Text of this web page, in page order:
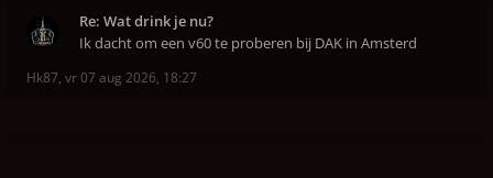
Re: Wat drink je nu?
Ik dacht om een v60 te proberen bij DAK in Amsterd
Hk87, vr 07 aug 2026, 18:27